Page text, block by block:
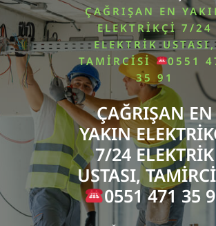
ÇAĞRIŞAN EN
ELEKTRIKÇI 7/24
ELEKTRIK USTASI,
TAMIRCISI
0551
35 91
ÇAĞRIŞAN EN
YAKIN
7/24 ELEKTRIK
USTASI,
0551 471 35